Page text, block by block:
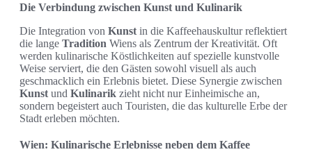
Die Verbindung zwischen Kunst und Kulinarik
Die Integration von Kunst in die Kaffeehauskultur reflektiert
die lange Tradition Wiens als Zentrum der Kreativität. Oft
werden kulinarische Köstlichkeiten auf spezielle kunstvolle
Weise serviert, die den Gästen sowohl visuell als auch
geschmacklich ein Erlebnis bietet. Diese Synergie zwischen
Kunst und Kulinarik zieht nicht nur Einheimische an,
sondern begeistert auch Touristen, die das kulturelle Erbe der
Stadt erleben möchten.
Wien: Kulinarische Erlebnisse neben dem Kaffee